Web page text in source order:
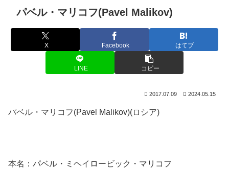
パベル・マリコフ(Pavel Malikov)
X Facebook はてブ
LINE コピー
2017.07.09 2024.05.15
パベル・マリコフ(Pavel Malikov)(ロシア)
本名：パベル・ミヘイロービック・マリコフ